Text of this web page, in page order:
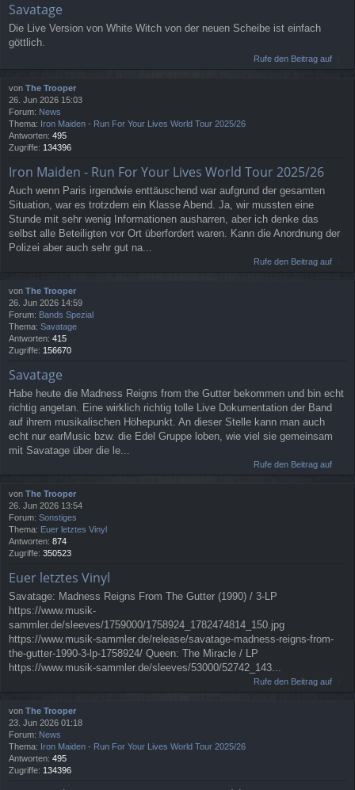
Savatage
Die Live Version von White Witch von der neuen Scheibe ist einfach
göttlich.
Rufe den Beitrag auf
von The Trooper
26. Jun 2026 15:03
Forum: News
Thema: Iron Maiden - Run For Your Lives World Tour 2025/26
Antworten: 495
Zugriffe: 134396
Iron Maiden - Run For Your Lives World Tour 2025/26
Auch wenn Paris irgendwie enttäuschend war aufgrund der gesamten
Situation, war es trotzdem ein Klasse Abend. Ja, wir mussten eine
Stunde mit sehr wenig Informationen ausharren, aber ich denke das
selbst alle Beteiligten vor Ort überfordert waren. Kann die Anordnung der
Polizei aber auch sehr gut na...
Rufe den Beitrag auf
von The Trooper
26. Jun 2026 14:59
Forum: Bands Spezial
Thema: Savatage
Antworten: 415
Zugriffe: 156670
Savatage
Habe heute die Madness Reigns from the Gutter bekommen und bin echt
richtig angetan. Eine wirklich richtig tolle Live Dokumentation der Band
auf ihrem musikalischen Höhepunkt. An dieser Stelle kann man auch
echt nur earMusic bzw. die Edel Gruppe loben, wie viel sie gemeinsam
mit Savatage über die le...
Rufe den Beitrag auf
von The Trooper
26. Jun 2026 13:54
Forum: Sonstiges
Thema: Euer letztes Vinyl
Antworten: 874
Zugriffe: 350523
Euer letztes Vinyl
Savatage: Madness Reigns From The Gutter (1990) / 3-LP
https://www.musik-
sammler.de/sleeves/1759000/1758924_1782474814_150.jpg
https://www.musik-sammler.de/release/savatage-madness-reigns-from-
the-gutter-1990-3-lp-1758924/ Queen: The Miracle / LP
https://www.musik-sammler.de/sleeves/53000/52742_143...
Rufe den Beitrag auf
von The Trooper
23. Jun 2026 01:18
Forum: News
Thema: Iron Maiden - Run For Your Lives World Tour 2025/26
Antworten: 495
Zugriffe: 134396